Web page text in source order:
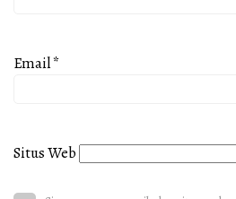
Email*
Situs Web